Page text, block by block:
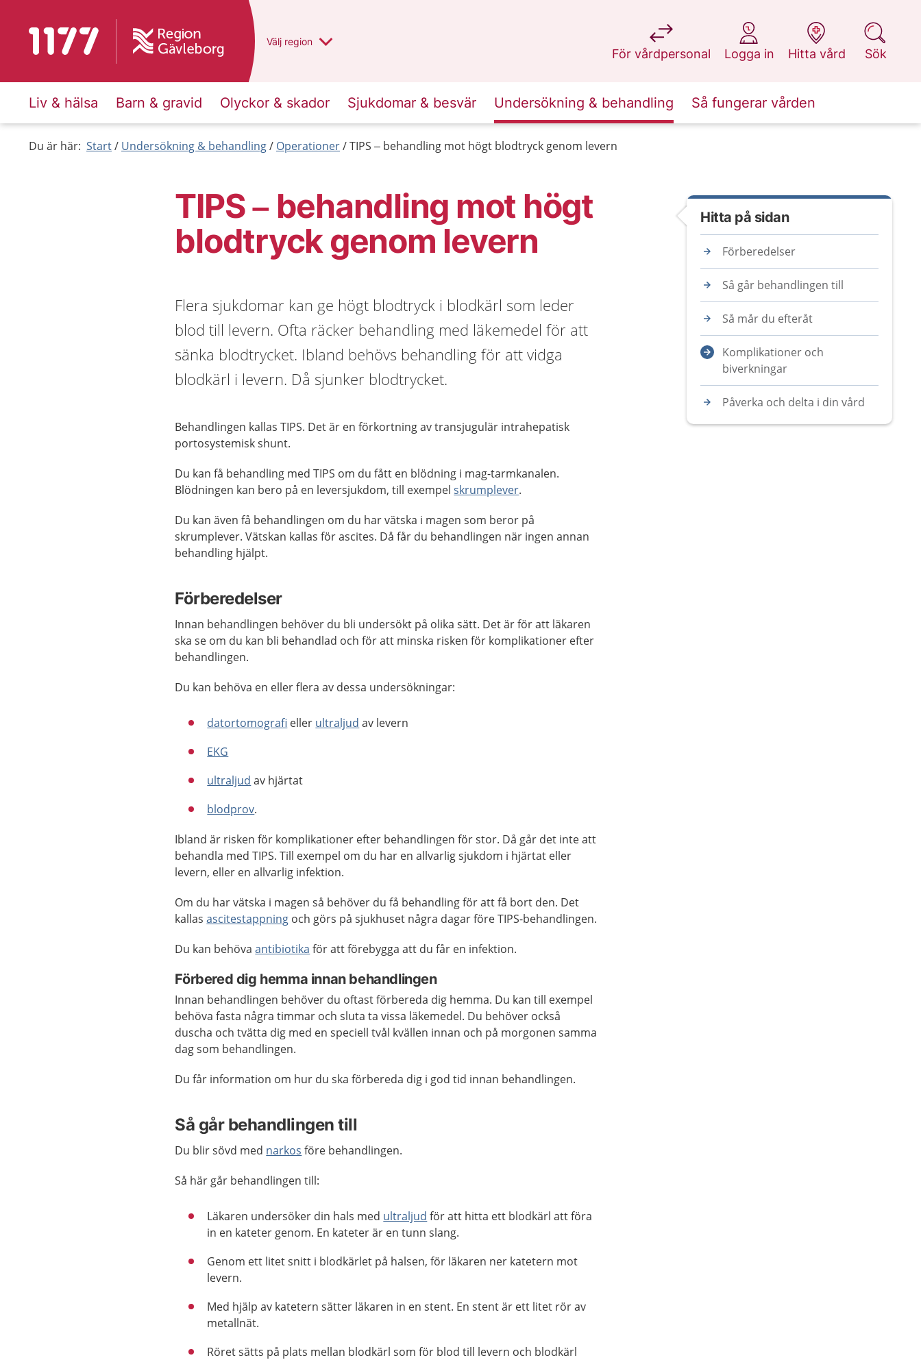
Till startsidan för 1177 Du har valt region
Välj en annan
region
För vårdpersonal
på 1177.se
Logga in
på 1177.se
Hitta vård
på 1177.se
Sök
på 1177.se
Liv & hälsa Barn & gravid Olyckor & skador Sjukdomar & besvär Undersökning & behandling Så fungerar vården
Du är här: Start Undersökning & behandling Operationer TIPS – behandling mot högt blodtryck genom levern
TIPS – behandling mot högt
blodtryck genom levern
Flera sjukdomar kan ge högt blodtryck i blodkärl som leder
blod till levern. Ofta räcker behandling med läkemedel för att
sänka blodtrycket. Ibland behövs behandling för att vidga
blodkärl i levern. Då sjunker blodtrycket.
Behandlingen kallas TIPS. Det är en förkortning av transjugulär intrahepatisk
portosystemisk shunt.
Du kan få behandling med TIPS om du fått en blödning i mag-tarmkanalen.
Blödningen kan bero på en leversjukdom, till exempelskrumplever.
Du kan även få behandlingen om du har vätska i magen som beror på
skrumplever. Vätskan kallas för ascites. Då får du behandlingen när ingen annan
behandling hjälpt.
Förberedelser
Innan behandlingen behöver du bli undersökt på olika sätt. Det är för att läkaren
ska se om du kan bli behandlad och för att minska risken för komplikationer efter
behandlingen.
Du kan behöva en eller flera av dessa undersökningar:
datortomografi eller ultraljud av levern
EKG
ultraljud av hjärtat
blodprov.
Ibland är risken för komplikationer efter behandlingen för stor. Då går det inte att
behandla med TIPS. Till exempel om du har en allvarlig sjukdom i hjärtat eller
levern, eller en allvarlig infektion.
Om du har vätska i magen så behöver du få behandling för att få bort den. Det
kallasascitestappning och görs på sjukhuset några dagar före TIPS-behandlingen.
Du kan behövaantibiotika för att förebygga att du får en infektion.
Förbered dig hemma innan behandlingen
Innan behandlingen behöver du oftast förbereda dig hemma. Du kan till exempel
behöva fasta några timmar och sluta ta vissa läkemedel. Du behöver också
duscha och tvätta dig med en speciell tvål kvällen innan och på morgonen samma
dag som behandlingen.
Du får information om hur du ska förbereda dig i god tid innan behandlingen.
Så går behandlingen till
Du blir sövd med narkos före behandlingen.
Så här går behandlingen till:
Läkaren undersöker din hals med ultraljud för att hitta ett blodkärl att föra
in en kateter genom. En kateter är en tunn slang.
Genom ett litet snitt i blodkärlet på halsen, för läkaren ner katetern mot
levern.
Med hjälp av katetern sätter läkaren in en stent. En stent är ett litet rör av
metallnät.
Röretsätts på plats mellan blodkärl som för blod till levern och blodkärl
Hitta på sidan
Förberedelser
Så går behandlingen till
Så mår du efteråt
Komplikationer och
biverkningar
Påverka och delta i din vård